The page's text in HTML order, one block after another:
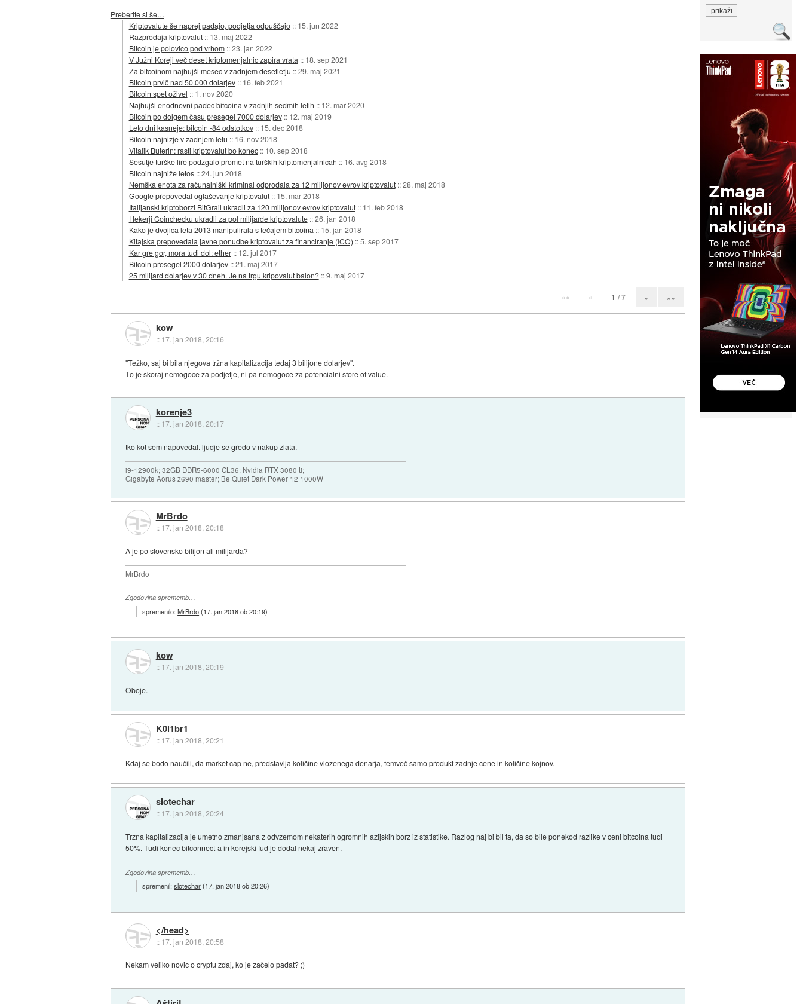
Preberite si še…
Kriptovalute še naprej padajo, podjetja odpuščajo :: 15. jun 2022
Razprodaja kriptovalut :: 13. maj 2022
Bitcoin je polovico pod vrhom ::23. jan 2022
V Južni Koreji več deset kriptomenjalnic zapira vrata :: 18. sep 2021
Za bitcoinom najhujši mesec v zadnjem desetletju ::29. maj 2021
Bitcoin prvič nad 50.000 dolarjev :: 16. feb 2021
Bitcoin spet oživel :: 1. nov 2020
Najhujši enodnevni padec bitcoina v zadnjih sedmih letih :: 12. mar 2020
Bitcoin po dolgem času presegel 7000 dolarjev :: 12. maj 2019
Leto dni kasneje: bitcoin -84 odstotkov :: 15. dec 2018
Bitcoin najnižje v zadnjem letu :: 16. nov 2018
Vitalik Buterin: rasti kriptovalut bo konec :: 10. sep 2018
Sesutje turške lire podžgalo promet na turških kriptomenjalnicah :: 16. avg 2018
Bitcoin najniže letos ::24. jun 2018
Nemška enota za računalniški kriminal odprodala za 12 milijonov evrov kriptovalut ::28. maj 2018
Google prepovedal oglaševanje kriptovalut :: 15. mar 2018
Italijanski kriptoborzi BitGrail ukradli za 120 milijonov evrov kriptovalut :: 11. feb 2018
Hekerji Coinchecku ukradli za pol milijarde kriptovalute ::26. jan 2018
Kako je dvojica leta 2013 manipulirala s tečajem bitcoina :: 15. jan 2018
Kitajska prepovedala javne ponudbe kriptovalut za financiranje (ICO) ::5. sep 2017
Kar gre gor, mora tudi dol: ether :: 12. jul 2017
Bitcoin presegel 2000 dolarjev ::21. maj 2017
25 milijard dolarjev v 30 dneh. Je na trgu kripovalut balon? ::9. maj 2017
«« « 1 / 7 » »»
kow
:: 17. jan 2018, 20:16
"Težko, saj bi bila njegova tržna kapitalizacija tedaj 3 bilijone dolarjev".
To je skoraj nemogoce za podjetje, ni pa nemogoce za potencialni store of value.
korenje3
:: 17. jan 2018, 20:17
tko kot sem napovedal. ljudje se gredo v nakup zlata.
i9-12900k; 32GB DDR5-6000 CL36; Nvidia RTX 3080 ti;
Gigabyte Aorus z690 master; Be Quiet Dark Power 12 1000W
MrBrdo
:: 17. jan 2018, 20:18
A je po slovensko bilijon ali milijarda?
MrBrdo
Zgodovina sprememb…
spremenilo:MrBrdo(17. jan 2018 ob 20:19)
kow
:: 17. jan 2018, 20:19
Oboje.
K0l1br1
:: 17. jan 2018, 20:21
Kdaj se bodo naučili, da market cap ne, predstavlja količine vloženega denarja, temveč samo produkt zadnje cene in količine kojnov.
slotechar
:: 17. jan 2018, 20:24
Trzna kapitalizacija je umetno zmanjsana z odvzemom nekaterih ogromnih azijskih borz iz statistike. Razlog naj bi bil ta, da so bile ponekod razlike v ceni bitcoina tudi
50%. Tudi konec bitconnect-a in korejski fud je dodal nekaj zraven.
Zgodovina sprememb…
spremenil:slotechar(17. jan 2018 ob 20:26)
</head>
:: 17. jan 2018, 20:58
Nekam veliko novic o cryptu zdaj, ko je začelo padat? ;)